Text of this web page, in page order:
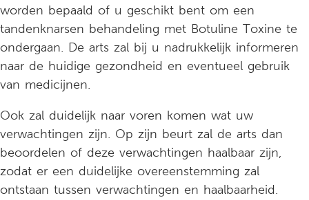
worden bepaald of u geschikt bent om een
tandenknarsen behandeling met Botuline Toxine te
ondergaan. De arts zal bij u nadrukkelijk informeren
naar de huidige gezondheid en eventueel gebruik
van medicijnen.
Ook zal duidelijk naar voren komen wat uw
verwachtingen zijn. Op zijn beurt zal de arts dan
beoordelen of deze verwachtingen haalbaar zijn,
zodat er een duidelijke overeenstemming zal
ontstaan tussen verwachtingen en haalbaarheid.